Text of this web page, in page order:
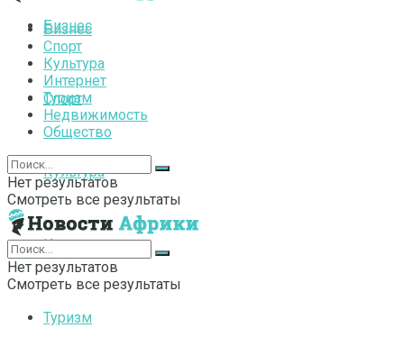
Бизнес
Спорт
Культура
Интернет
Туризм
Бизнес
Спорт
Культура
Интернет
Туризм
Недвижимость
Общество
Нет результатов
Смотреть все результаты
Нет результатов
Смотреть все результаты